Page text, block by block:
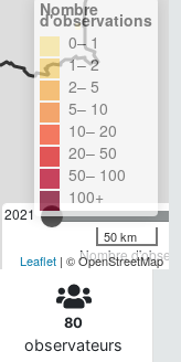
2021
Nombre
Nombre
d'observations
0– 1
1– 2
2– 5
5– 10
10– 20
20– 50
50– 100
100+
50 km
Leaflet | © OpenStreetMap
80
observateurs